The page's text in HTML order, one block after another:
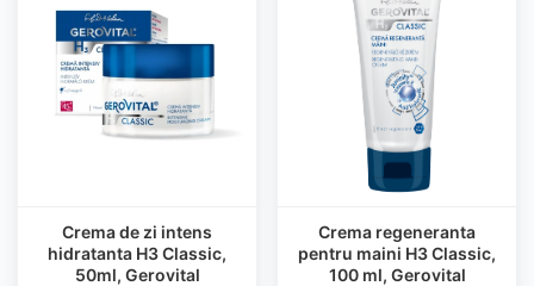
Crema de zi intens
hidratanta H3 Classic,
50ml, Gerovital
Crema regeneranta
pentru maini H3 Classic,
100 ml, Gerovital